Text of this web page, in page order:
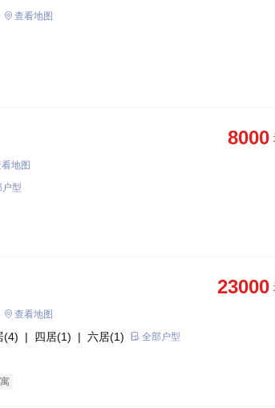
查看地图
8000
地图
户型
23000
查看地图
(4) | 四居(1) | 六居(1) 全部户型